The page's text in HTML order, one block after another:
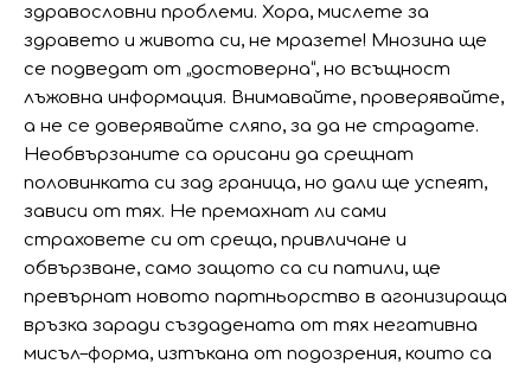
здравословни проблеми. Хора, мислете за
здравето и живота си, не мразете! Мнозина ще
се подведат от „достоверна“, но всъщност
лъжовна информация. Внимавайте, проверявайте,
а не се доверявайте сляпо, за да не страдате.
Необвързаните са орисани да срещнат
половинката си зад граница, но дали ще успеят,
зависи от тях. Не премахнат ли сами
страховете си от среща, привличане и
обвързване, само защото са си патили, ще
превърнат новото партньорство в агонизираща
връзка заради създадената от тях негативна
мисъл–форма, изтъкана от подозрения, които са